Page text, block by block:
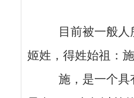
目前被一般人所
姬姓，得姓始祖：
施，是一个具有